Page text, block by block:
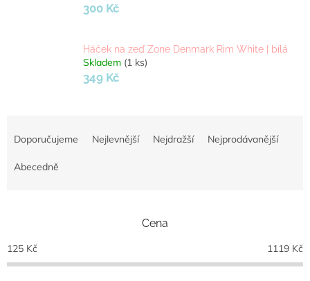
300 Kč
Háček na zeď Zone Denmark Rim White | bílá
Skladem (1 ks)
349 Kč
e
o
d
Doporučujeme Nejlevnější Nejdražší Nejprodávanější
Abecedně
Cena
125 Kč 1119 Kč